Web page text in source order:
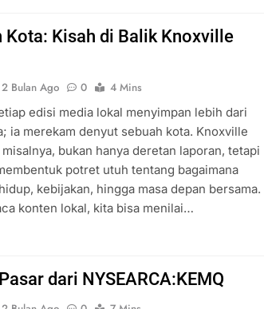
Kota: Kisah di Balik Knoxville
2 Bulan Ago 0
4 Mins
edisi media lokal menyimpan lebih dari
ia merekam denyut sebuah kota. Knoxville
bukan hanya deretan laporan, tetapi
potret utuh tentang bagaimana
kebijakan, hingga masa depan bersama.
konten lokal, kita bisa menilai…
dari NYSEARCA:KEMQ